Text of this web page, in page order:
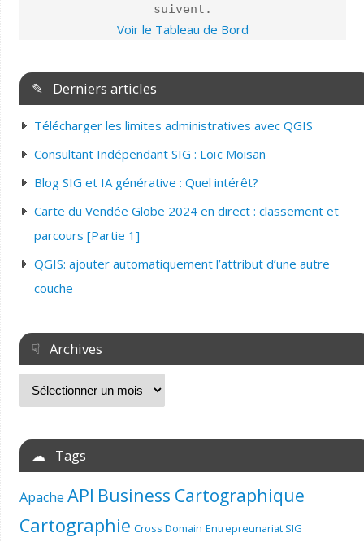
suivent.
Voir le Tableau de Bord
✎ Derniers articles
Télécharger les limites administratives avec QGIS
Consultant Indépendant SIG : Loïc Moisan
Blog SIG et IA générative : Quel intérêt?
Carte du Vendée Globe 2024 en direct : classement et
parcours [Partie 1]
QGIS: ajouter automatiquement l’attribut d’une autre
couche
☟ Archives
☁ Tags
Apache API Business Cartographique
Cartographie Cross Domain Entrepreunariat SIG